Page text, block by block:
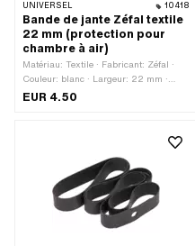
UNIVERSEL 10418
Bande de jante Zéfal textile
22 mm (protection pour
chambre à air)
Matériau: Textile · Fabricant: Zéfal ·
Couleur: blanc · Largeur: 22 mm ·
Longueur totale: 1500 mm · Taille des
EUR 4.50